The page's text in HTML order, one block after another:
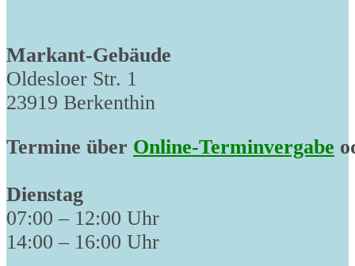
Markant-Gebäude
Oldesloer Str. 1
23919 Berkenthin
Termine über Online-Terminvergabe
Dienstag
07:00 – 12:00 Uhr
14:00 – 16:00 Uhr